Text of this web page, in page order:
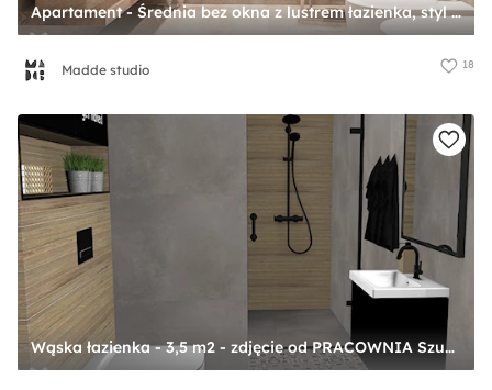
Apartament - Średnia bez okna z lustrem łazienka, styl nowoczesny - zdjęcie od Madde studio
Madde studio 18
Wąska łazienka - 3,5 m2 - zdjęcie od PRACOWNIA Szumacher